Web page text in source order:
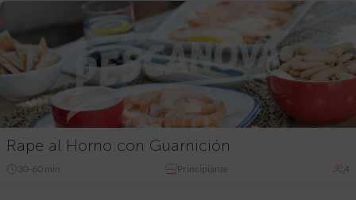
Rape al Horno con Guarnición
30-60 min Principiante 4